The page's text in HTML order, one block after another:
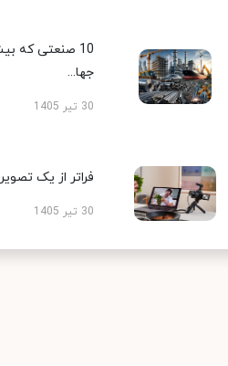
10 صنعتی که
جها...
30 تیر 1405
فراتر از یک
30 تیر 1405